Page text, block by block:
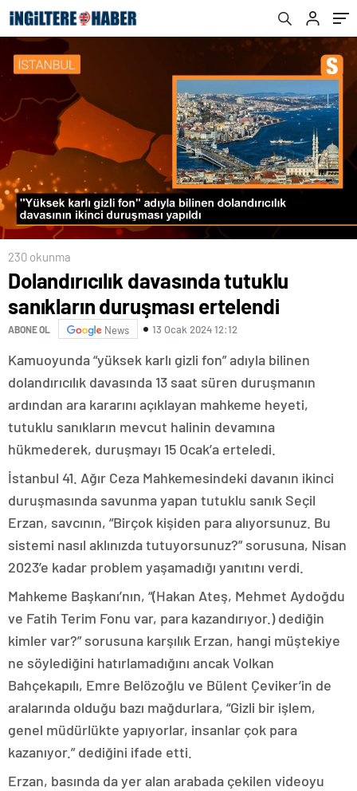
230 okunma
Dolandırıcılık davasında tutuklu
sanıkların duruşması ertelendi
ABONE OL News 13 Ocak 2024 12:12
Kamuoyunda “yüksek karlı gizli fon” adıyla bilinen
dolandırıcılık davasında 13 saat süren duruşmanın
ardından ara kararını açıklayan mahkeme heyeti,
tutuklu sanıkların mevcut halinin devamına
hükmederek, duruşmayı 15 Ocak’a erteledi.
İstanbul 41. Ağır Ceza Mahkemesindeki davanın ikinci
duruşmasında savunma yapan tutuklu sanık Seçil
Erzan, savcının, “Birçok kişiden para alıyorsunuz. Bu
sistemi nasıl aklınızda tutuyorsunuz?” sorusuna, Nisan
2023’e kadar problem yaşamadığı yanıtını verdi.
Mahkeme Başkanı’nın, “(Hakan Ateş, Mehmet Aydoğdu
ve Fatih Terim Fonu var, para kazandırıyor.) dediğin
kimler var?” sorusuna karşılık Erzan, hangi müştekiye
ne söylediğini hatırlamadığını ancak Volkan
Bahçekapılı, Emre Belözoğlu ve Bülent Çeviker’in de
aralarında olduğu bazı mağdurlara, “Gizli bir işlem,
genel müdürlükte yapıyorlar, insanlar çok para
kazanıyor.” dediğini ifade etti.
Erzan, basında da yer alan arabada çekilen videoyu